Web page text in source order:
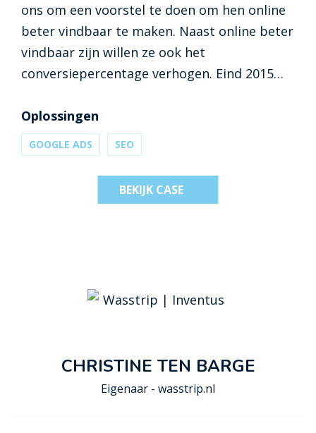
ons om een voorstel te doen om hen online
beter vindbaar te maken. Naast online beter
vindbaar zijn willen ze ook het
conversiepercentage verhogen. Eind 2015
de nieuwe website te begeleiden en deze
vervolgens online te vermarkten.
Oplossingen
GOOGLE ADS SEO
BEKIJK CASE
CHRISTINE TEN BARGE
Eigenaar - wasstrip.nl